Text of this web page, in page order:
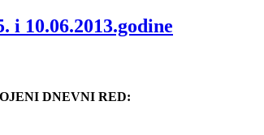
i 10.06.2013.godine
DNEVNI RED: